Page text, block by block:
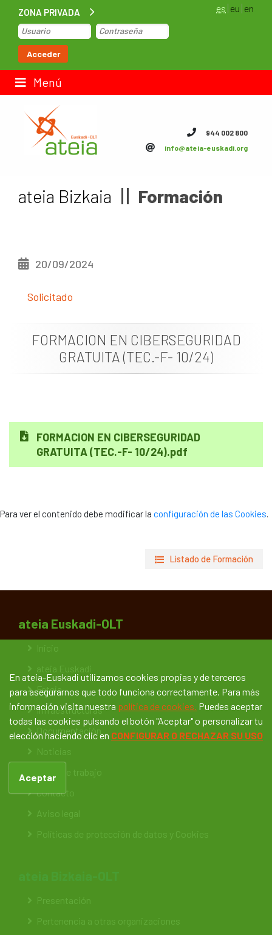
ZONA PRIVADA
Acceder
es eu en
Menú
Inicio
Bolsa de trabajo
Contacto
ateia Gipuzkoa
944 002 800
info@ateia-euskadi.org
ateia Bizkaia Formación
20/09/2024
Solicitado
FORMACION EN CIBERSEGURIDAD
GRATUITA (TEC.-F- 10/24)
FORMACION EN CIBERSEGURIDAD
GRATUITA (TEC.-F- 10/24).pdf
Para ver el contenido debe modificar la configuración de las Cookies.
Listado de Formación
ateia Euskadi-OLT
Inicio
ateia Euskadi
Feteia
Infraestructuras
Documentación
Noticias
Bolsa de trabajo
Contacto
Aviso legal
Políticas de protección de datos y Cookies
Presentación
Pertenencia a otras organizaciones
En ateia-Euskadi utilizamos cookies propias y de terceros
para asegurarnos que todo funciona correctamente. Para más
información visita nuestra política de cookies. Puedes aceptar
todas las cookies pulsando el botón "Aceptar" o personalizar tu
elección haciendo clic en CONFIGURAR O RECHAZAR SU USO
Aceptar